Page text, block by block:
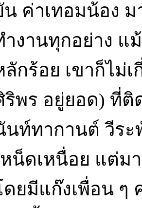
น ค่าเทอมน้อง
ำงานทุกอย่าง แ
ลักร้อย เขาก็ไม่
ริพร อยู่ยอด) ที่ติ
นท์ทากานต์ วีระ
หน็ดเหนื่อย แต่ม
ดยมีแก๊งเพื่อน ๆ